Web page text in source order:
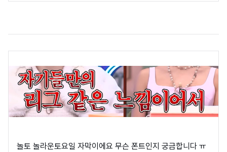
놀토 놀라운토요일 자막이에요 무슨 폰트인지 궁금합니다 ㅠ